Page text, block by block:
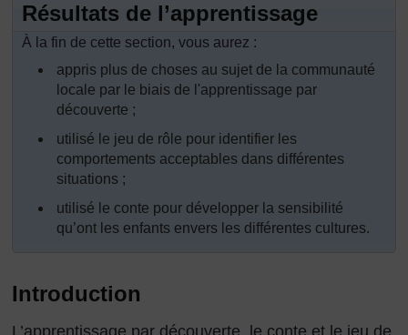
Résultats de l’apprentissage
À la fin de cette section, vous aurez :
appris plus de choses au sujet de la communauté
locale par le biais de l'apprentissage par
découverte ;
utilisé le jeu de rôle pour identifier les
comportements acceptables dans différentes
situations ;
utilisé le conte pour développer la sensibilité
qu’ont les enfants envers les différentes cultures.
Introduction
L’apprentissage par découverte, le conte et le jeu de